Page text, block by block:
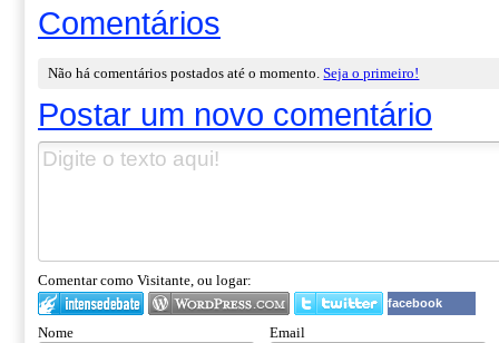
Comentários
Não há comentários postados até o momento.Seja o primeiro!
Postar um novo comentário
Comentar como Visitante, ou logar:
facebook
Nome Email